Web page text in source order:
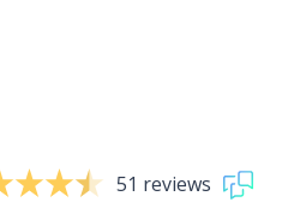
51 reviews